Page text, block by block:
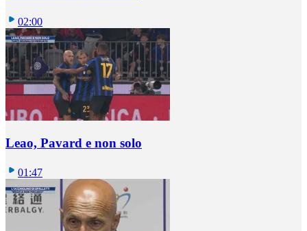
02:00
Leao, Pavard e non solo
01:47